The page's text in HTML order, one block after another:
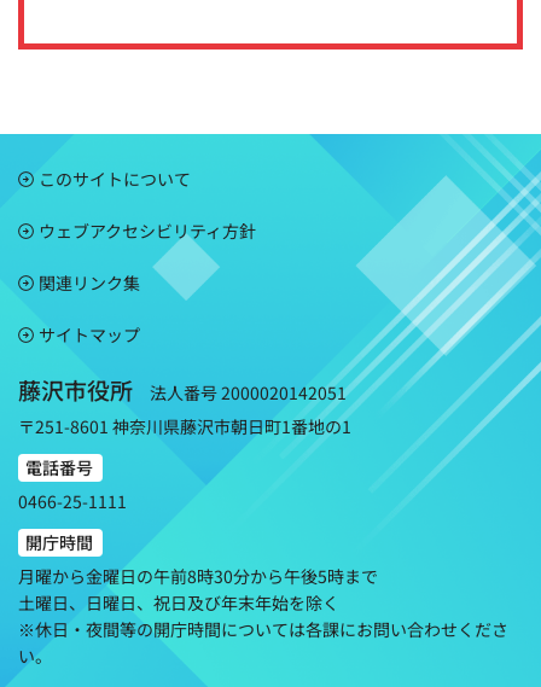
このサイトについて
ウェブアクセシビリティ方針
関連リンク集
サイトマップ
藤沢市役所
法人番号 2000020142051
〒251-8601 神奈川県藤沢市朝日町1番地の1
電話番号
0466-25-1111
開庁時間
月曜から金曜日の午前8時30分から午後5時まで
土曜日、日曜日、祝日及び年末年始を除く
※休日・夜間等の開庁時間については各課にお問い合わせくださ
い。